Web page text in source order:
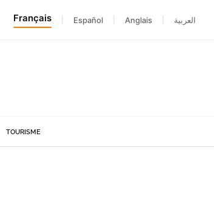
Français Español Anglais العربية
TOURISME